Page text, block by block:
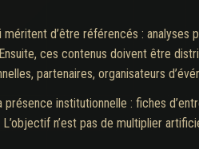
d’être référencés :
ces contenus doivent être
partenaires, organisateurs
institutionnelle : fiches
n’est pas de multiplier